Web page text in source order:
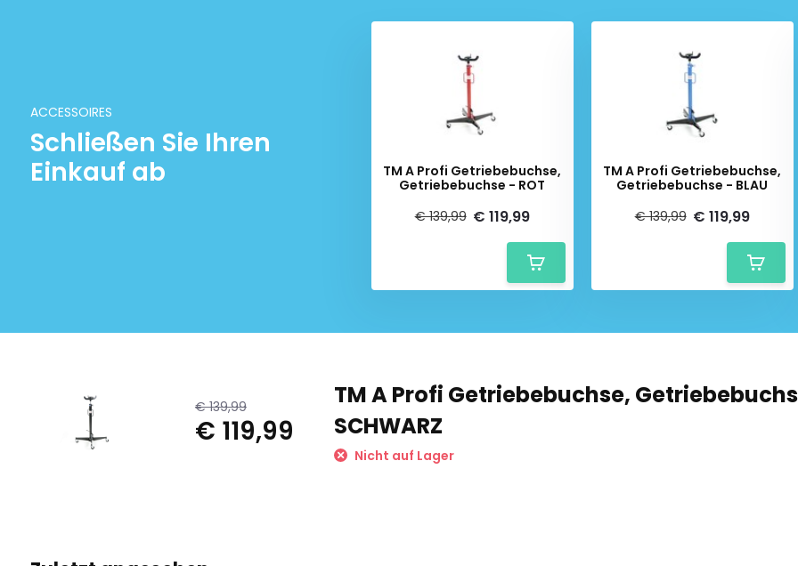
ACCESSOIRES
Schließen Sie Ihren
Einkauf ab
TM A Profi Getriebebuchse,
Getriebebuchse - ROT
€ 139,99 € 119,99
TM A Profi Getriebebuchse,
Getriebebuchse - BLAU
€ 139,99 € 119,99
€ 139,99
€ 119,99
TM A Profi Getriebebuchse,
SCHWARZ
Nicht auf Lager